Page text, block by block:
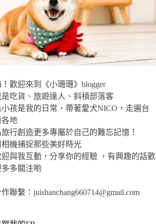
歡迎來到《小珊珊》blogger
是吃貨、旅遊達人、斜槓部落客
小孩是我的日常，帶著愛犬NICO，走遍台
各地
行創造更多專屬於自己的難忘記憶！
相機捕捉那些美好時光
迎與我互動，分享你的經驗 ，有興趣的話歡
多多關注喲
作聯繫：juishanchang660714@gmail.com